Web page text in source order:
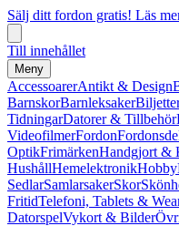
Sälj ditt fordon gratis! Läs
Till innehållet
Meny
AccessoarerAntikt & Design
BarnskorBarnleksaker
TidningarDatorer & Tillbehör
VideofilmerFordon
OptikFrimärkenHandgjort &
HushållHemelektronikHobby
SedlarSamlarsakerSkor
FritidTelefoni, Tablets &
DatorspelVykort & Bilder